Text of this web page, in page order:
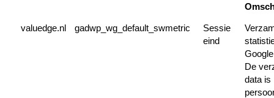
valuedge.nl gadwp_wg_default_swmetric
Sessie
eind
De
data is